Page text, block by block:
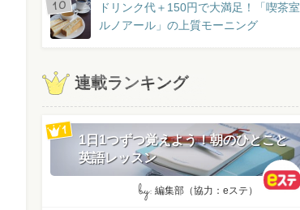
ドリンク代＋150円で大満足！「喫茶室
ルノアール」の上質モーニング
連載ランキング
1日1つずつ覚えよう！朝のひとこと
英語レッスン
by: 編集部（協力：eステ）